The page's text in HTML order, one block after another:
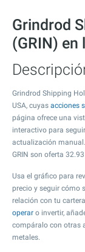
Grindrod
(GRIN) en
Grindrod Shipping
USA, cuyas acciones
página ofrece una
interactivo para
actualización
GRIN son oferta 32.93
Usa el gráfico para
precio y seguir cómo
relación con tu
operar o invertir,
compáralo con otras
metales.